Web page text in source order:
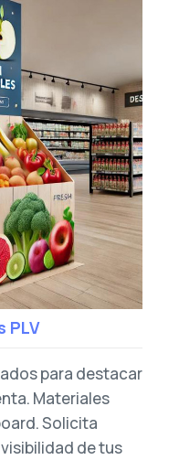
PLV
para destacar
Materiales
Solicita
de tus